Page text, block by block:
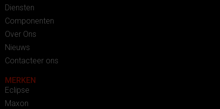
Diensten
Componenten
Over Ons
Nieuws
Contacteer ons
MERKEN
Eclipse
Maxon